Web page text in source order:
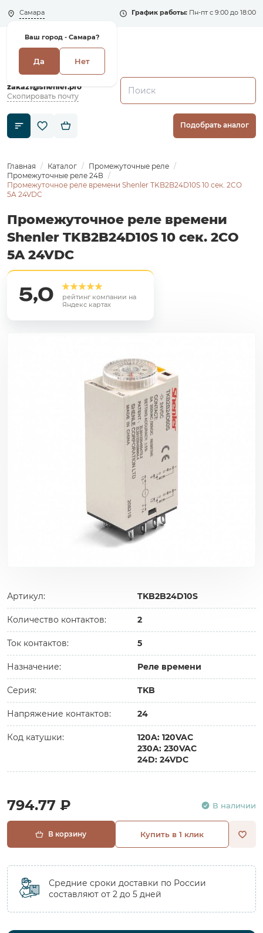
Самара
Ваш город - Самара?
Да Нет
График работы: Пн-пт с 9:00 до 18:00
+7 (495) 135-135-5
zakaz1@shenler.pro
Скопировать почту
Подобрать аналог
Главная Каталог
Промежуточные реле
Промежуточные реле 24В
Промежуточное реле времени Shenler TKB2B24D10S 10 сек. 2CO
5A 24VDC
Промежуточное реле времени
Shenler TKB2B24D10S 10 сек. 2CO
5A 24VDC
5,0
рейтинг компании на
Яндекс картах
Артикул: TKB2B24D10S
Количество контактов: 2
Ток контактов: 5
Назначение: Реле времени
Серия: TKB
Напряжение контактов: 24
Код катушки:
120A: 120VAC
230A: 230VAC
24D: 24VDC
794.77 ₽ В наличии
В корзину Купить в 1 клик
Средние сроки доставки по России
составляют от 2 до 5 дней